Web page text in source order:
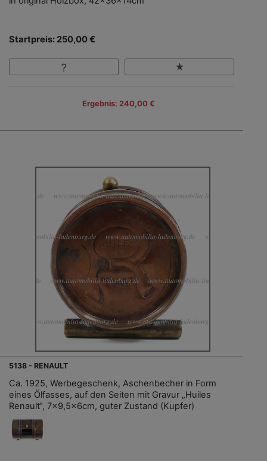
Startpreis: 250,00 €
Ergebnis: 240,00 €
5138 - RENAULT
Ca. 1925, Werbegeschenk, Aschenbecher in Form
eines Ölfasses, auf den Seiten mit Gravur „Huiles
Renault“, 7x9,5x6cm, guter Zustand (Kupfer)